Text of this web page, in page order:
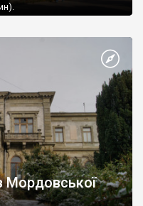
Мордовської